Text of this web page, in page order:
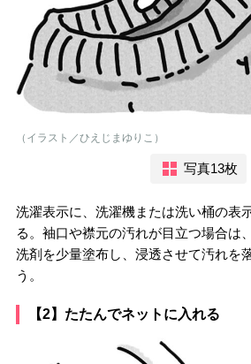
（イラスト／ひえじまゆりこ）
写真13枚
洗濯表示に、洗濯機または洗い桶の表
る。袖口や襟元の汚れが目立つ場合は
洗剤を少量塗布し、浸透させて汚れを
う。
【2】たたんでネットに入れる